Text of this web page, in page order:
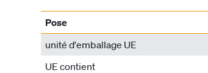
Pose
unité d'emballage UE
UE contient